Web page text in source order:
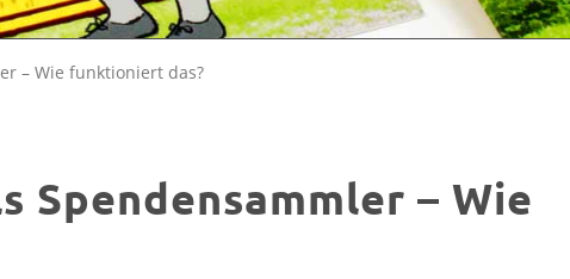
– Wie funktioniert das?
Spendensammler – Wie